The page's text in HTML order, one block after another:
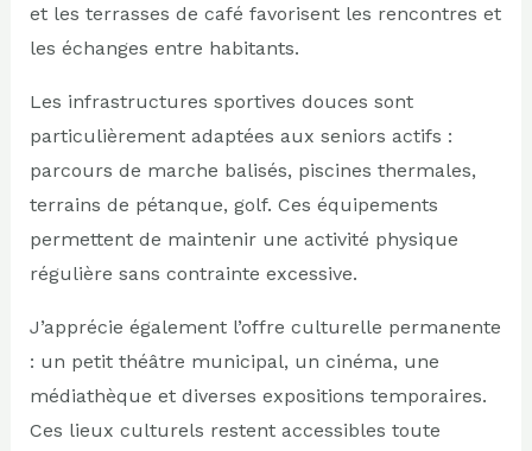
et les terrasses de café favorisent les rencontres et
les échanges entre habitants.
Les infrastructures sportives douces sont
particulièrement adaptées aux seniors actifs :
parcours de marche balisés, piscines thermales,
terrains de pétanque, golf. Ces équipements
permettent de maintenir une activité physique
régulière sans contrainte excessive.
J’apprécie également l’offre culturelle permanente
: un petit théâtre municipal, un cinéma, une
médiathèque et diverses expositions temporaires.
Ces lieux culturels restent accessibles toute